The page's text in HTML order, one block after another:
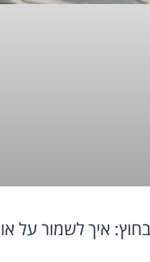
איך לשמור על